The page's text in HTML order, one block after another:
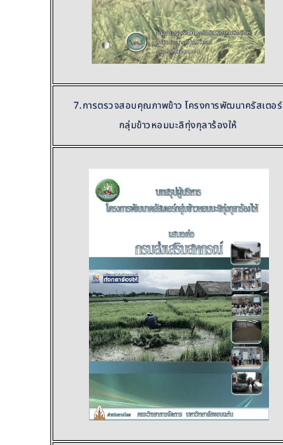
7.การตรวจสอบคุณภาพข้าว โครงการพัฒนาครัสเตอร์
กลุ่มข้าวหอมมะลิทุ่งกุลาร้องให้